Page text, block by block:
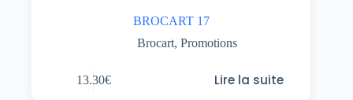
BROCART 17
Brocart, Promotions
13.30€ Lire la suite